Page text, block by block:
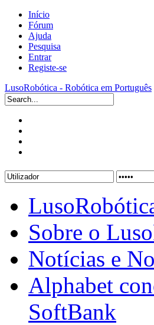
Início
Fórum
Ajuda
Pesquisa
Entrar
Registe-se
LusoRobótica - Robótica em Português
Sobre o
Notícias e
Alphabet
SoftBank